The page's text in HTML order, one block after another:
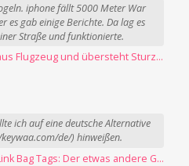
iphone fällt 5000 Meter War
es gab einige Berichte. Da lag es
Straße und funktionierte.
→ iPhone fällt aus Flugzeug und übersteht Sturz unbeschadet
ich auf eine deutsche Alternative
de/) hinweißen.
→ Pebblebee Link Bag Tags: Der etwas andere Gepäck-Tracker